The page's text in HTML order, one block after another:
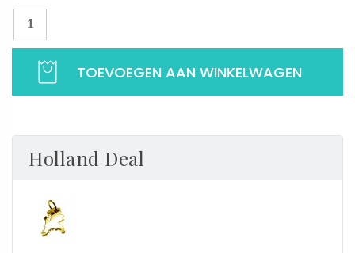
Landkaart hanger Nederland goud | Landen hanger voor je ketting |
TOEVOEGEN AAN WINKELWAGEN
Holland Deal